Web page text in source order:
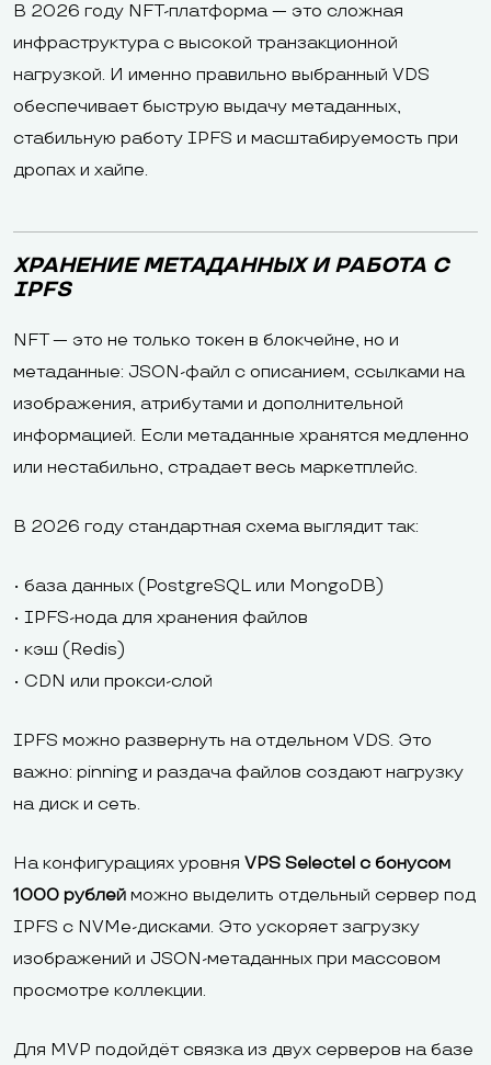
В 2026 году NFT-платформа — это сложная
инфраструктура с высокой транзакционной
нагрузкой. И именно правильно выбранный VDS
обеспечивает быструю выдачу метаданных,
стабильную работу IPFS и масштабируемость при
дропах и хайпе.
ХРАНЕНИЕ МЕТАДАННЫХ И РАБОТА С
IPFS
NFT — это не только токен в блокчейне, но и
метаданные: JSON-файл с описанием, ссылками на
изображения, атрибутами и дополнительной
информацией. Если метаданные хранятся медленно
или нестабильно, страдает весь маркетплейс.
В 2026 году стандартная схема выглядит так:
• база данных (PostgreSQL или MongoDB)
• IPFS-нода для хранения файлов
• кэш (Redis)
• CDN или прокси-слой
IPFS можно развернуть на отдельном VDS. Это
важно: pinning и раздача файлов создают нагрузку
на диск и сеть.
На конфигурациях уровня VPS Selectel с бонусом
1000 рублей можно выделить отдельный сервер под
IPFS с NVMe-дисками. Это ускоряет загрузку
изображений и JSON-метаданных при массовом
просмотре коллекции.
Для MVP подойдёт связка из двух серверов на базе